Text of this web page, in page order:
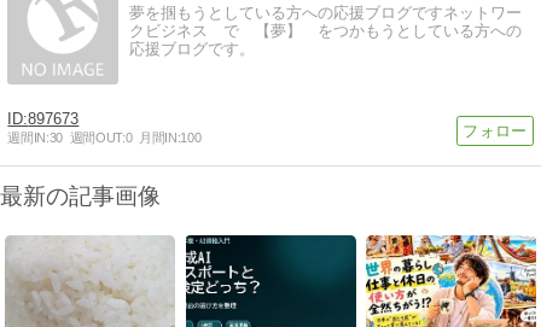
夢を掴もうとしている方への応援ブログですネットワー
クビジネス で 【夢】 をつかもうとしている方への
応援ブログです。
897673
週間IN:30 週間OUT:0 月間IN:100
最新の記事画像